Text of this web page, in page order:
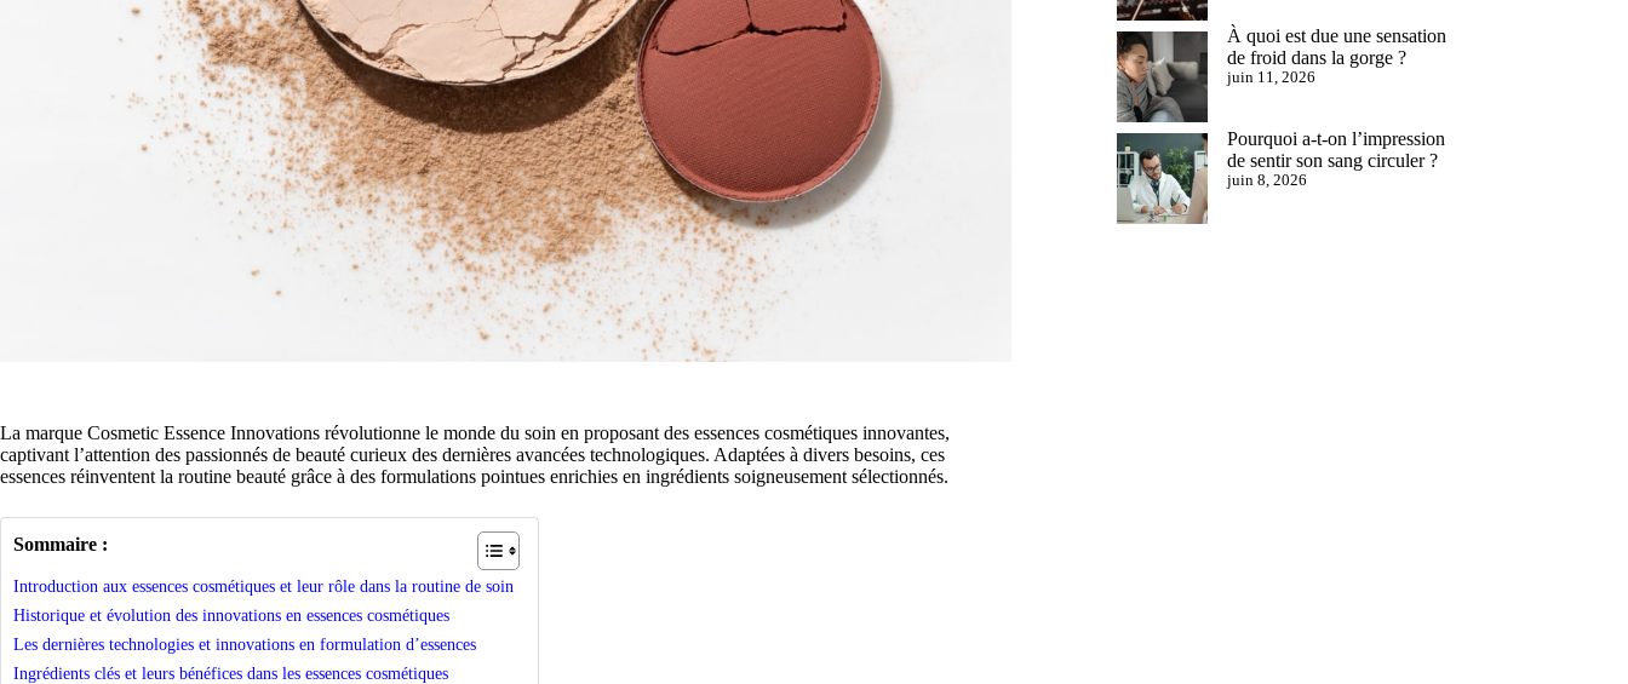
La marque Cosmetic Essence Innovations révolutionne le monde du soin en proposant des essences cosmétiques innovantes,
captivant l’attention des passionnés de beauté curieux des dernières avancées technologiques. Adaptées à divers besoins, ces
essences réinventent la routine beauté grâce à des formulations pointues enrichies en ingrédients soigneusement sélectionnés.
Sommaire :
Introduction aux essences cosmétiques et leur rôle dans la routine de soin
Historique et évolution des innovations en essences cosmétiques
Les dernières technologies et innovations en formulation d’essences
Ingrédients clés et leurs bénéfices dans les essences cosmétiques
À quoi est due une sensation
de froid dans la gorge ?
juin 11, 2026
Pourquoi a-t-on l’impression
de sentir son sang circuler ?
juin 8, 2026